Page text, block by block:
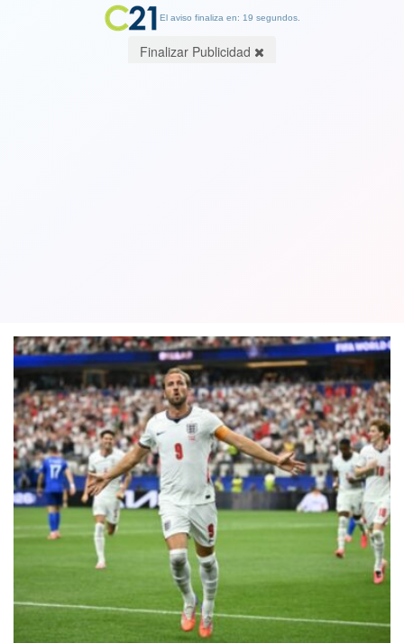
El aviso finaliza en: 19 segundos.
Finalizar Publicidad